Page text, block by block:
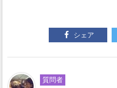
シェア
質問者